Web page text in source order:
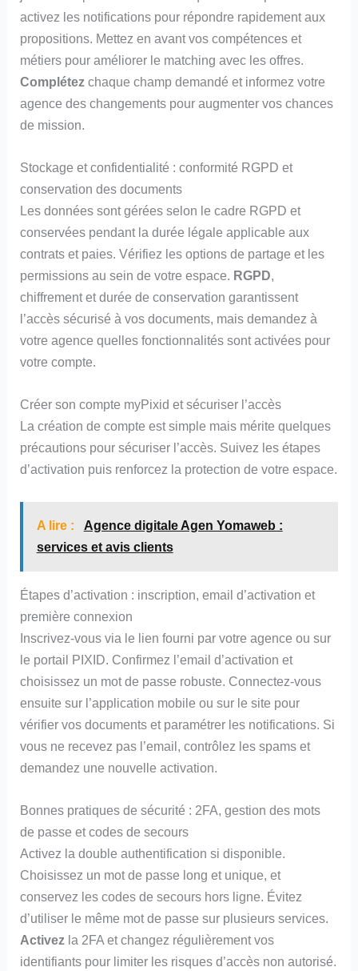
activez les notifications pour répondre rapidement aux
propositions. Mettez en avant vos compétences et
métiers pour améliorer le matching avec les offres.
Complétez chaque champ demandé et informez votre
agence des changements pour augmenter vos chances
de mission.
Stockage et confidentialité : conformité RGPD et
conservation des documents
Les données sont gérées selon le cadre RGPD et
conservées pendant la durée légale applicable aux
contrats et paies. Vérifiez les options de partage et les
permissions au sein de votre espace. RGPD,
chiffrement et durée de conservation garantissent
l’accès sécurisé à vos documents, mais demandez à
votre agence quelles fonctionnalités sont activées pour
votre compte.
Créer son compte myPixid et sécuriser l’accès
La création de compte est simple mais mérite quelques
précautions pour sécuriser l’accès. Suivez les étapes
d’activation puis renforcez la protection de votre espace.
A lire :
Agence digitale Agen Yomaweb :
services et avis clients
Étapes d’activation : inscription, email d’activation et
première connexion
Inscrivez-vous via le lien fourni par votre agence ou sur
le portail PIXID. Confirmez l’email d’activation et
choisissez un mot de passe robuste. Connectez-vous
ensuite sur l’application mobile ou sur le site pour
vérifier vos documents et paramétrer les notifications. Si
vous ne recevez pas l’email, contrôlez les spams et
demandez une nouvelle activation.
Bonnes pratiques de sécurité : 2FA, gestion des mots
de passe et codes de secours
Activez la double authentification si disponible.
Choisissez un mot de passe long et unique, et
conservez les codes de secours hors ligne. Évitez
d’utiliser le même mot de passe sur plusieurs services.
Activez la 2FA et changez régulièrement vos
identifiants pour limiter les risques d’accès non autorisé.